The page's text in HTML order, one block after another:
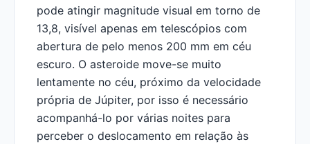
pode atingir magnitude visual em torno de
13,8, visível apenas em telescópios com
abertura de pelo menos 200 mm em céu
escuro. O asteroide move-se muito
lentamente no céu, próximo da velocidade
própria de Júpiter, por isso é necessário
acompanhá-lo por várias noites para
perceber o deslocamento em relação às